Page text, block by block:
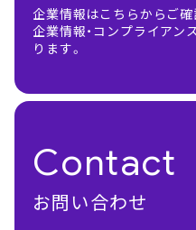
企業情報はこちらからご
企業情報・コンプライアン
ります。
Contact
お問い合わせ